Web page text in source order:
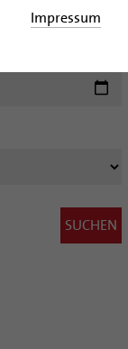
Impressum